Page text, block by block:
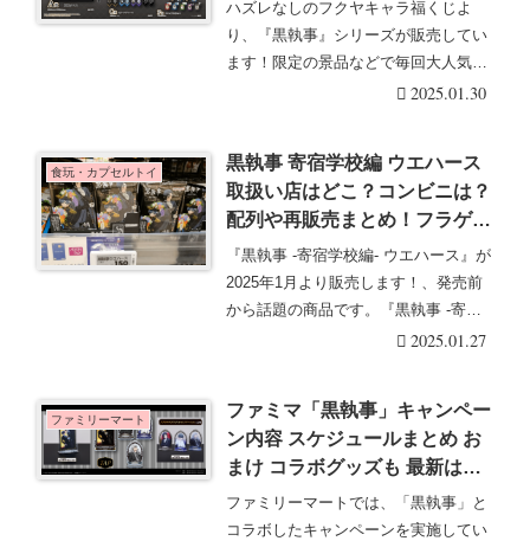
ハズレなしのフクヤキャラ福くじよ
り、『黒執事』シリーズが販売してい
ます！限定の景品などで毎回大人気！
フクヤキャラ福くじ『・・・続きを読
2025.01.30
食玩・カプセルトイ
黒執事 寄宿学校編 ウエハース
取扱い店はどこ？コンビニは？
配列や再販売まとめ！フラゲ
は？イオン、ローソンも！
『黒執事 -寄宿学校編- ウエハース』が
2025年1月より販売します！、発売前
から話題の商品です。『黒執事 -寄宿
2025.01.27
ファミリーマート
ファミマ「黒執事」キャンペー
ン内容 スケジュールまとめ お
まけ コラボグッズも 最新はア
クリルスタンドが6月27日より
取扱店はどこ？
ファミリーマートでは、「黒執事」と
コラボしたキャンペーンを実施してい